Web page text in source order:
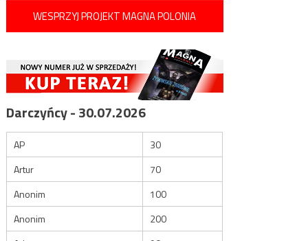
WESPRZYJ PROJEKT MAGNA POLONIA
Darczyńcy - 30.07.2026
AP
30
Artur
70
Anonim
100
Anonim
200